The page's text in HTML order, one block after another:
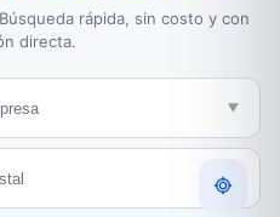
rápida, sin costo y con
directa.